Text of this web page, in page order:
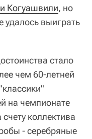
Когуашвили, но
удалось выиграть
стало
чем 60-летней
на чемпионате
коллектива
- серебряные